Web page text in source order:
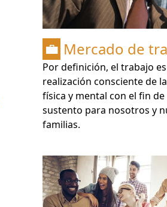
💼 Mercado de
Por definición, el trabajo
realización consciente de
física y mental con el fin
sustento para nosotros y
familias.